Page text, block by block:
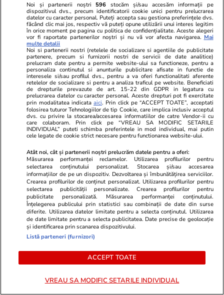
Vacanțe și Cultură 17 iul.
Ce nume se sărbătoresc de
Sfântul Ilie. Cui îi spunem La
Mulți Ani
Știri România 17 iul.
Sfântul Ilie – tradiții, obiceiuri și
superstiții. Ce să nu faci de
Sfântul Ilie
Lifestyle
Noi și partenerii noștri 596 stocăm și/sau accesăm informații pe
dispozitivul dvs., precum identificatorii cookie unici pentru prelucrarea
datelor cu caracter personal. Puteți accepta sau gestiona preferințele dvs.
făcând clic mai jos, respectiv vă puteți opune utilizării unui interes legitim
în orice moment pe pagina cu politica de confidențialitate. Aceste alegeri
vor fi raportate partenerilor noștri și nu vă vor afecta navigarea. Mai
multe detalii
Noi si partenerii nostri (retelele de socializare si agentiile de publicitate
partenere, precum si furnizorii nostri de servicii de date analitice)
prelucram date pentru a permite website-ului sa functioneze, pentru a
personaliza continutul si anunturile publicitare afisate in functie de
interesele si/sau profilul dvs., pentru a va oferi functionalitati aferente
retelelor de socializare si pentru a analiza traficul pe website. Beneficiati
de drepturile prevazute de art. 15-22 din GDPR in legatura cu
prelucrarea datelor cu caracter personal. Aceste drepturi pot fi exercitate
prin modalitatea indicataaici. Prin click pe “ACCEPT TOATE”, acceptati
folosirea tuturor Tehnologiilor de tip Cookie, care implica inclusiv acceptul
dvs. cu privire la stocarea/accesarea informatiilor de catre Vendor-ii cu
care colaboram. Prin click pe “VREAU SA MODIFIC SETARILE
INDIVIDUAL” puteti schimba preferintele in mod individual, mai putin
cele legate de cookie strict necesare pentru functionarea website-ului.
Atât noi, cât și partenerii noștri prelucrăm datele pentru a oferi:
Măsurarea performanței reclamelor. Utilizarea profilurilor pentru
selectarea conținutului personalizat. Stocarea și/sau accesarea
informațiilor de pe un dispozitiv. Dezvoltarea și îmbunătățirea serviciilor.
Crearea profilurilor de conținut personalizat. Utilizarea profilurilor pentru
selectarea publicității personalizate. Crearea profilurilor pentru
publicitate personalizată. Măsurarea performanței conținutului.
Înțelegerea publicului prin statistici sau combinații de date din surse
diferite. Utilizarea datelor limitate pentru a selecta conținutul. Utilizarea
de date limitate pentru a selecta publicitatea. Date precise de geolocație
și identificarea prin scanarea dispozitivului.
Listă parteneri (furnizori)
ACCEPT TOATE
VREAU SA MODIFIC SETARILE INDIVIDUAL